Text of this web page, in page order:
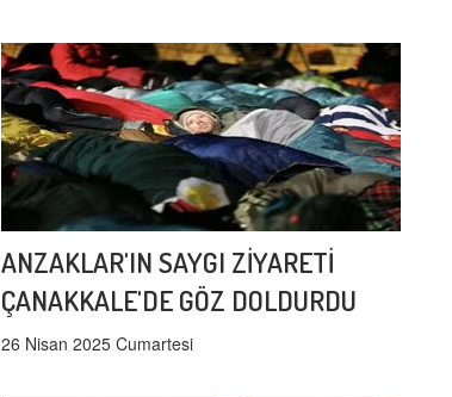
ANZAKLAR'IN SAYGI ZİYARETİ
ÇANAKKALE'DE GÖZ DOLDURDU
26 Nisan 2025 Cumartesi